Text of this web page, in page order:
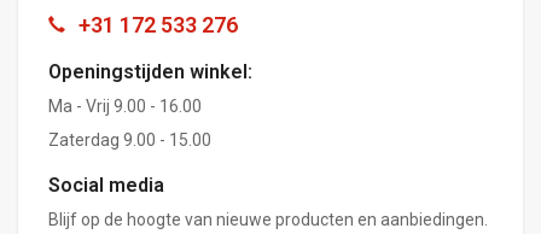
+31 172 533 276
Openingstijden winkel:
Ma - Vrij 9.00 - 16.00
Zaterdag 9.00 - 15.00
Social media
Blijf op de hoogte van nieuwe producten en aanbiedingen.